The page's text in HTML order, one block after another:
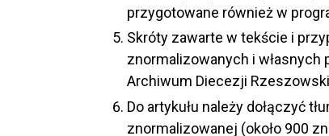
przygotowane również w
Skróty zawarte w tekście i
znormalizowanych i własnych
Archiwum Diecezji
Do artykułu należy dołączyć
znormalizowanej (około 900